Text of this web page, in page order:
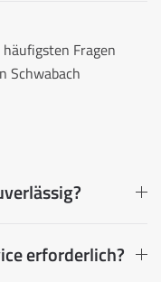
Fragen
Schwabach
erforderlich?